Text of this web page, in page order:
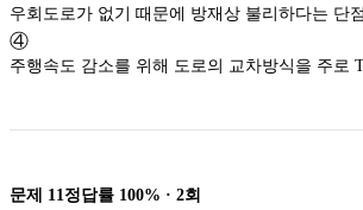
④
주
문제 11 정답률 100% · 2회